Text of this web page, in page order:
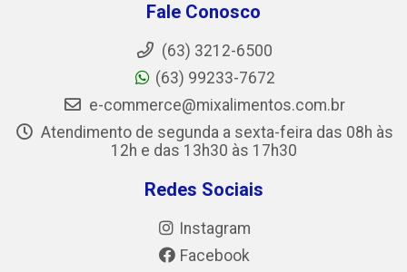
Fale Conosco
(63) 3212-6500
(63) 99233-7672
e-commerce@mixalimentos.com.br
Atendimento de segunda a sexta-feira das 08h às
12h e das 13h30 às 17h30
Redes Sociais
Instagram
Facebook